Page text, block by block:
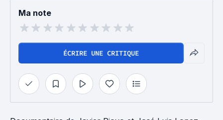
Ma note
ÉCRIRE UNE CRITIQUE